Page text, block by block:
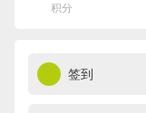
积分
签到